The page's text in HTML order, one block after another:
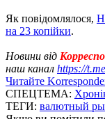
Як повідомлялося,
на 23 копійки.
Новини від
наш канал https://
Читайте
СПЕЦТЕМА:
ТЕГИ: валютный